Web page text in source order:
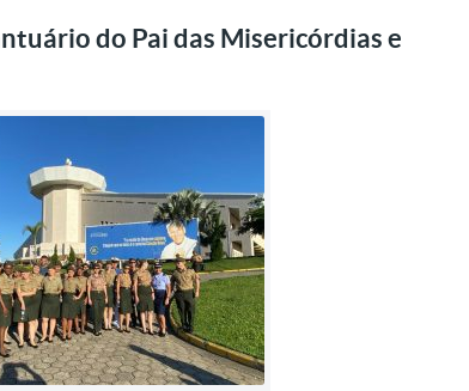
do Pai das Misericórdias e